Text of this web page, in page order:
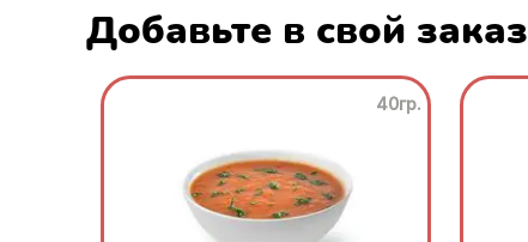
Добавьте в свой заказ
40гр.